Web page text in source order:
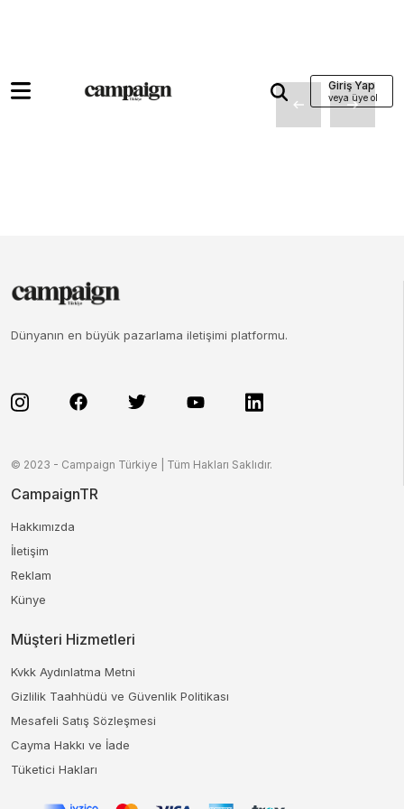
Giriş Yap
Dünyanın en büyük pazarlama iletişimi platformu.
© 2023 - Campaign Türkiye | Tüm Hakları Saklıdır.
CampaignTR
Hakkımızda
İletişim
Reklam
Künye
Müşteri Hizmetleri
Kvkk Aydınlatma Metni
Gizlilik Taahhüdü ve Güvenlik Politikası
Mesafeli Satış Sözleşmesi
Cayma Hakkı ve İade
Tüketici Hakları